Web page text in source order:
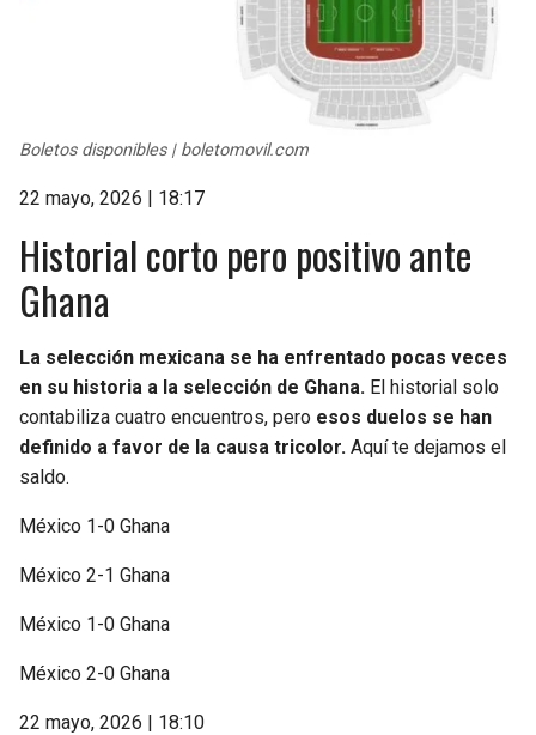
Boletos disponibles | boletomovil.com
22 mayo, 2026 | 18:17
Historial corto pero positivo ante
Ghana
La selección mexicana se ha enfrentado pocas veces
en su historia a la selección de Ghana. El historial solo
contabiliza cuatro encuentros, pero esos duelos se han
definido a favor de la causa tricolor. Aquí te dejamos el
saldo.
México 1-0 Ghana
México 2-1 Ghana
México 1-0 Ghana
México 2-0 Ghana
22 mayo, 2026 | 18:10